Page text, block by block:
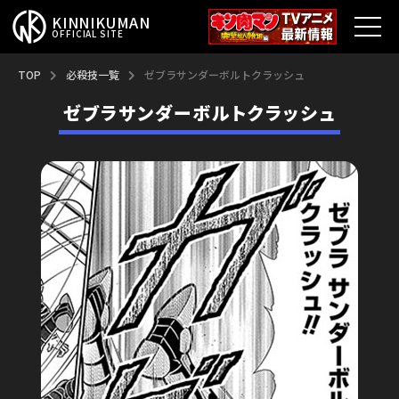
KINNIKUMAN
OFFICIAL SITE
TOP
キン肉マンとは？
最新情報
アニメ
コミックス
特集
超人総選挙
新超人募集
TOP 必殺技一覧 ゼブラサンダーボルトクラッシュ
ゼブラサンダーボルトクラッシュ